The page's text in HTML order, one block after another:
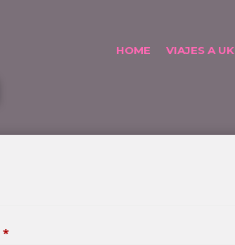
HOME VIAJES A UK
*Obligatorio